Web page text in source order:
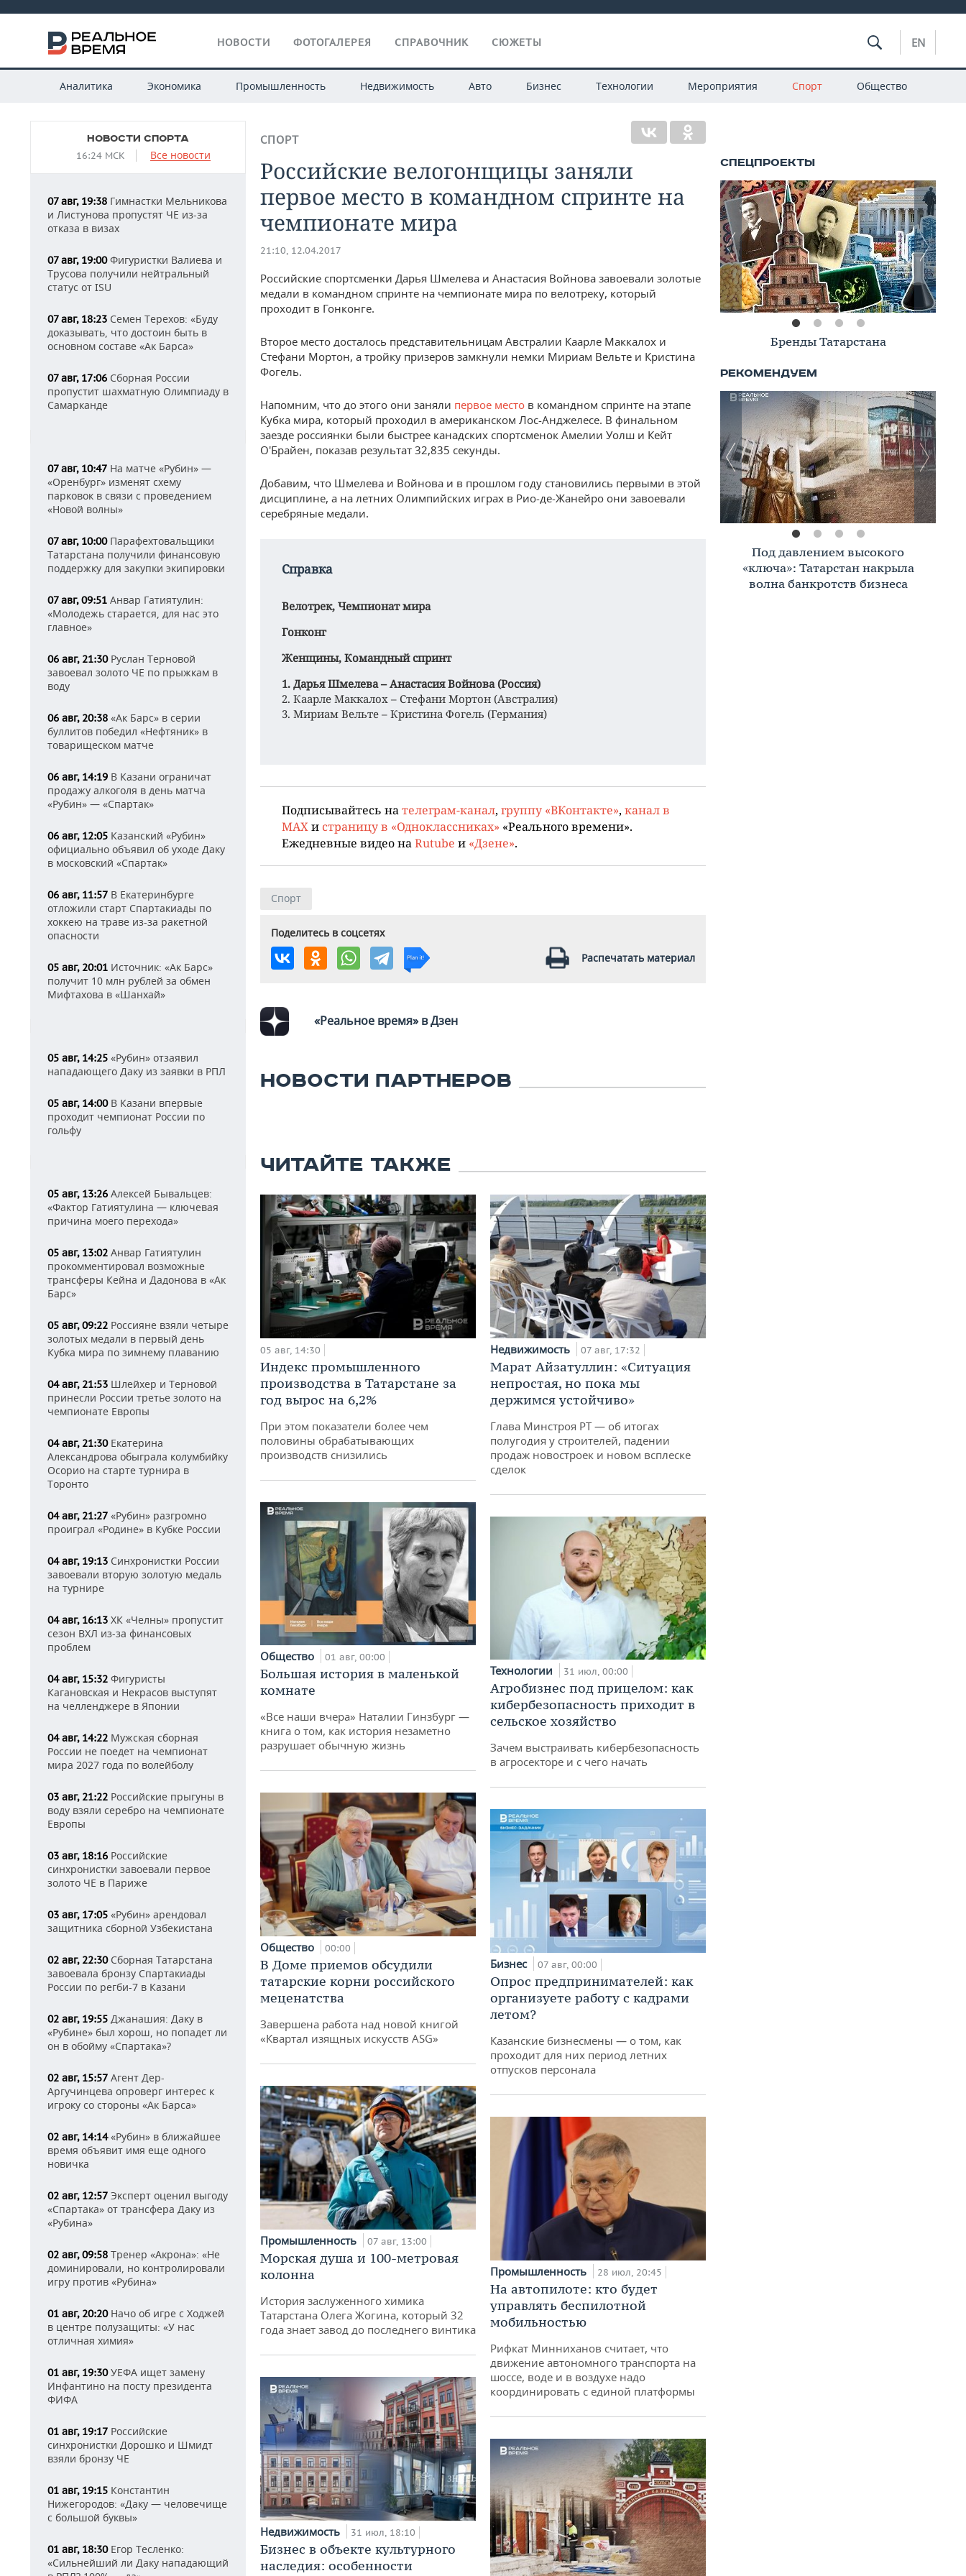
НОВОСТИ ФОТОГАЛЕРЕЯ СПРАВОЧНИК СЮЖЕТЫ EN
Аналитика Экономика Промышленность Недвижимость Авто Бизнес Технологии Мероприятия Спорт Общество
НОВОСТИ СПОРТА
16:24 МСК Все новости
07 авг, 19:38 Гимнастки Мельникова
и Листунова пропустят ЧЕ из-за
отказа в визах
07 авг, 19:00Фигуристки Валиева и
Трусова получили нейтральный
статус от ISU
07 авг, 18:23 Семен Терехов: «Буду
доказывать, что достоин быть в
основном составе «Ак Барса»
07 авг, 17:06 Сборная России
пропустит шахматную Олимпиаду в
Самарканде
07 авг, 10:47 На матче «Рубин» —
«Оренбург» изменят схему
парковок в связи с проведением
«Новой волны»
07 авг, 10:00Парафехтовальщики
Татарстана получили финансовую
поддержку для закупки экипировки
07 авг, 09:51 Анвар Гатиятулин:
«Молодежь старается, для нас это
главное»
06 авг, 21:30Руслан Терновой
завоевал золото ЧЕ по прыжкам в
воду
06 авг, 20:38 «Ак Барс» в серии
буллитов победил «Нефтяник» в
товарищеском матче
06 авг, 14:19 В Казани ограничат
продажу алкоголя в день матча
«Рубин» — «Спартак»
06 авг, 12:05 Казанский «Рубин»
официально объявил об уходе Даку
в московский «Спартак»
06 авг, 11:57 В Екатеринбурге
отложили старт Спартакиады по
хоккею на траве из-за ракетной
опасности
05 авг, 20:01 Источник: «Ак Барс»
получит 10 млн рублей за обмен
Мифтахова в «Шанхай»
05 авг, 14:25 «Рубин» отзаявил
нападающего Даку из заявки в РПЛ
05 авг, 14:00В Казани впервые
проходит чемпионат России по
гольфу
05 авг, 13:26 Алексей Бывальцев:
«Фактор Гатиятулина — ключевая
причина моего перехода»
05 авг, 13:02 Анвар Гатиятулин
прокомментировал возможные
трансферы Кейна и Дадонова в «Ак
Барс»
05 авг, 09:22 Россияне взяли четыре
золотых медали в первый день
Кубка мира по зимнему плаванию
04 авг, 21:53 Шлейхер и Терновой
принесли России третье золото на
чемпионате Европы
04 авг, 21:30Екатерина
Александрова обыграла колумбийку
Осорио на старте турнира в
Торонто
04 авг, 21:27 «Рубин» разгромно
проиграл «Родине» в Кубке России
04 авг, 19:13 Синхронистки России
завоевали вторую золотую медаль
на турнире
04 авг, 16:13 ХК «Челны» пропустит
сезон ВХЛ из-за финансовых
проблем
04 авг, 15:32 Фигуристы
Кагановская и Некрасов выступят
на челленджере в Японии
04 авг, 14:22 Мужская сборная
России не поедет на чемпионат
мира 2027 года по волейболу
03 авг, 21:22 Российские прыгуны в
воду взяли серебро на чемпионате
Европы
03 авг, 18:16 Российские
синхронистки завоевали первое
золото ЧЕ в Париже
03 авг, 17:05 «Рубин» арендовал
защитника сборной Узбекистана
02 авг, 22:30Сборная Татарстана
завоевала бронзу Спартакиады
России по регби-7 в Казани
02 авг, 19:55 Джанашия: Даку в
«Рубине» был хорош, но попадет ли
он в обойму «Спартака»?
02 авг, 15:57 Агент Дер-
Аргучинцева опроверг интерес к
игроку со стороны «Ак Барса»
02 авг, 14:14«Рубин» в ближайшее
время объявит имя еще одного
новичка
02 авг, 12:57 Эксперт оценил выгоду
«Спартака» от трансфера Даку из
«Рубина»
02 авг, 09:58 Тренер «Акрона»: «Не
доминировали, но контролировали
игру против «Рубина»
01 авг, 20:20Начо об игре с Ходжей
в центре полузащиты: «У нас
отличная химия»
01 авг, 19:30УЕФА ищет замену
Инфантино на посту президента
ФИФА
01 авг, 19:17 Российские
синхронистки Дорошко и Шмидт
взяли бронзу ЧЕ
01 авг, 19:15 Константин
Нижегородов: «Даку — человечище
с большой буквы»
01 авг, 18:30Егор Тесленко:
«Сильнейший ли Даку нападающий
СПОРТ
Российские велогонщицы заняли
первое место в командном спринте на
чемпионате мира
21:10, 12.04.2017
Российские спортсменки Дарья Шмелева и Анастасия Войнова завоевали золотые
медали в командном спринте на чемпионате мира по велотреку, который
проходит в Гонконге.
Второе место досталось представительницам Австралии Каарле Маккалох и
Стефани Мортон, а тройку призеров замкнули немки Мириам Вельте и Кристина
Фогель.
Напомним, что до этого они заняли первое место в командном спринте на этапе
Кубка мира, который проходил в американском Лос-Анджелесе. В финальном
заезде россиянки были быстрее канадских спортсменок Амелии Уолш и Кейт
О'Брайен, показав результат 32,835 секунды.
Добавим, что Шмелева и Войнова и в прошлом году становились первыми в этой
дисциплине, а на летних Олимпийских играх в Рио-де-Жанейро они завоевали
серебряные медали.
Справка
Велотрек, Чемпионат мира
Гонконг
Женщины, Командный спринт
1. Дарья Шмелева – Анастасия Войнова (Россия)
2. Каарле Маккалох – Стефани Мортон (Австралия)
3. Мириам Вельте – Кристина Фогель (Германия)
Подписывайтесь на телеграм-канал, группу «ВКонтакте», канал в
MAX и страницу в «Одноклассниках» «Реального времени».
Ежедневные видео на Rutube и «Дзене».
Спорт
Поделитесь в соцсетях
Распечатать материал
«Реальное время» в Дзен
НОВОСТИ ПАРТНЕРОВ
ЧИТАЙТЕ ТАКЖЕ
05 авг, 14:30
Индекс промышленного
производства в Татарстане за
год вырос на 6,2%
При этом показатели более чем
половины обрабатывающих
производств снизились
Общество 01 авг, 00:00
Большая история в маленькой
комнате
«Все наши вчера» Наталии Гинзбург —
книга о том, как история незаметно
разрушает обычную жизнь
Общество 00:00
В Доме приемов обсудили
татарские корни российского
меценатства
Завершена работа над новой книгой
«Квартал изящных искусств ASG»
Промышленность 07 авг, 13:00
Морская душа и 100-метровая
колонна
История заслуженного химика
Татарстана Олега Жогина, который 32
года знает завод до последнего винтика
Недвижимость 31 июл, 18:10
Бизнес в объекте культурного
наследия: особенности
Недвижимость 07 авг, 17:32
Марат Айзатуллин: «Ситуация
непростая, но пока мы
держимся устойчиво»
Глава Минстроя РТ — об итогах
полугодия у строителей, падении
продаж новостроек и новом всплеске
сделок
Технологии 31 июл, 00:00
Агробизнес под прицелом: как
кибербезопасность приходит в
сельское хозяйство
Зачем выстраивать кибербезопасность
в агросекторе и с чего начать
Бизнес 07 авг, 00:00
Опрос предпринимателей: как
организуете работу с кадрами
летом?
Казанские бизнесмены — о том, как
проходит для них период летних
отпусков персонала
Промышленность 28 июл, 20:45
На автопилоте: кто будет
управлять беспилотной
мобильностью
Рифкат Минниханов считает, что
движение автономного транспорта на
шоссе, воде и в воздухе надо
координировать с единой платформы
Книжная полка
Премиальное жилье в Казани:
тренды, критерии, покупатели в
2026 году